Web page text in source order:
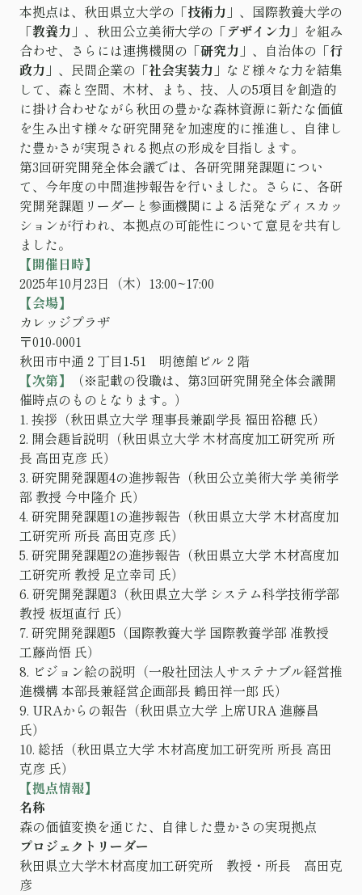
本拠点は、秋田県立大学の「技術力 」、国際教養大学の
「教養力 」、秋田公立美術大学の「デザイン力 」を組み
合わせ、さらには連携機関の「研究力 」、自治体の「行
政力 」、民間企業の「社会実装力 」など様々な力を結集
して、森と空間、木材、まち、技、人の5項目を創造的
に掛け合わせながら秋田の豊かな森林資源に新たな価値
を生み出す様々な研究開発を加速度的に推進し、自律し
た豊かさが実現される拠点の形成を目指します。
第3回研究開発全体会議では、各研究開発課題につい
て、今年度の中間進捗報告を行いました。さらに、各研
究開発課題リーダーと参画機関による活発なディスカッ
ションが行われ、本拠点の可能性について意見を共有し
ました。
【開催日時】
2025年10月23日（木）13:00~17:00
【会場】
カレッジプラザ
〒010-0001
秋田市中通２丁目1-51 明徳館ビル２階
【次第】
（※記載の役職は、第3回研究開発全体会議開
催時点のものとなります。）
1. 挨拶（秋田県立大学 理事長兼副学長 福田裕穂 氏）
2. 開会趣旨説明（秋田県立大学 木材高度加工研究所 所
長 高田克彦 氏）
3. 研究開発課題4の進捗報告（秋田公立美術大学 美術学
部 教授 今中隆介 氏）
4. 研究開発課題1の進捗報告（秋田県立大学 木材高度加
工研究所 所長 高田克彦 氏）
5. 研究開発課題2の進捗報告（秋田県立大学 木材高度加
工研究所 教授 足立幸司 氏）
6. 研究開発課題3（秋田県立大学 システム科学技術学部
教授 板垣直行 氏）
7. 研究開発課題5（国際教養大学 国際教養学部 准教授
工藤尚悟 氏）
8. ビジョン絵の説明（一般社団法人サステナブル経営推
進機構 本部長兼経営企画部長 鶴田祥一郎 氏）
9. URAからの報告（秋田県立大学 上席URA 進藤昌
氏）
10. 総括（秋田県立大学 木材高度加工研究所 所長 高田
克彦 氏）
【拠点情報】
名称
森の価値変換を通じた、自律した豊かさの実現拠点
プロジェクトリーダー
秋田県立大学木材高度加工研究所 教授・所長 高田克
彦